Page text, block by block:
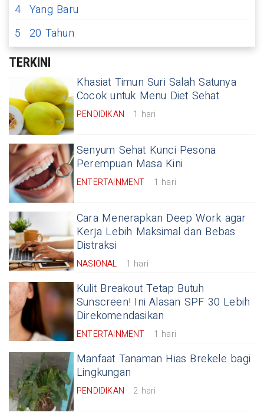
4 Yang Baru
5 20 Tahun
TERKINI
Khasiat Timun Suri Salah Satunya
Cocok untuk Menu Diet Sehat
PENDIDIKAN 1 hari
Senyum Sehat Kunci Pesona
Perempuan Masa Kini
ENTERTAINMENT 1 hari
Cara Menerapkan Deep Work agar
Kerja Lebih Maksimal dan Bebas
Distraksi
NASIONAL 1 hari
Kulit Breakout Tetap Butuh
Sunscreen! Ini Alasan SPF 30 Lebih
Direkomendasikan
ENTERTAINMENT 1 hari
Manfaat Tanaman Hias Brekele bagi
Lingkungan
PENDIDIKAN 2 hari